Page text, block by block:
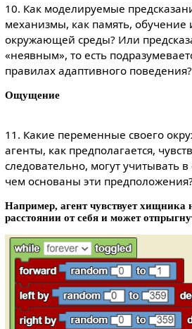
10. Как моделируемые
механизмы, как память, обучение
окружающей среды? Или
«неявным», то есть
правилах адаптивного поведения?
Ощущение
11. Какие переменные своего
агенты, как предполагается,
следовательно, могут учитывать
чем основаны эти
Например, агент чувствует хищника
расстоянии от себя и может